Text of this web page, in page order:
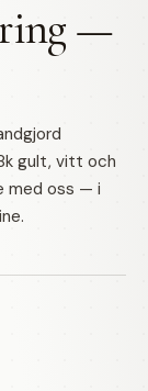
—
gult, vitt och
med oss — i